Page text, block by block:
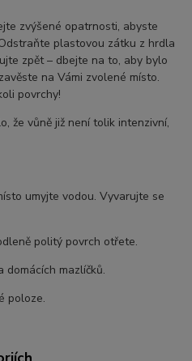
zvýšené opatrnosti, abyste
plastovou zátku z hrdla
zpět – dbejte na to, aby bylo
na Vámi zvolené místo.
povrchy!
že vůně již není tolik intenzivní,
umyjte vodou. Vyvarujte se
politý povrch otřete.
domácích mazlíčků.
poloze.